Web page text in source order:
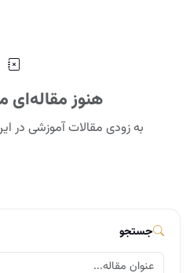
هنوز مقاله‌ای
به زودی مقالات آموزشی
جستجو